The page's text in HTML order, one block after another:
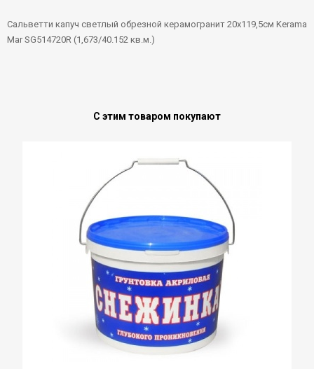
Сальветти капуч светлый обрезной керамогранит 20х119,5см Kerama
Mar SG514720R (1,673/40.152 кв.м.)
С этим товаром покупают